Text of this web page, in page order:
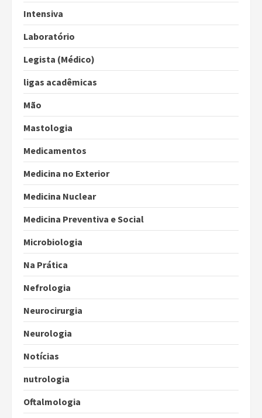
Intensiva
Laboratório
Legista (Médico)
ligas acadêmicas
Mão
Mastologia
Medicamentos
Medicina no Exterior
Medicina Nuclear
Medicina Preventiva e Social
Microbiologia
Na Prática
Nefrologia
Neurocirurgia
Neurologia
Notícias
nutrologia
Oftalmologia